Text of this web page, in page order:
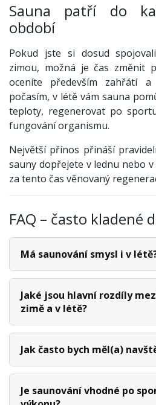
Sauna patří do
období
Pokud jste si dosud
zimou, možná je čas změnit
oceníte především zahřátí
počasím, v létě vám sauna
teploty, regenerovat po
fungování organismu.
Největší přínos přináší
sauny dopřejete v lednu nebo
za tento čas věnovaný
FAQ – často kladené
Má saunování smysl i v
Jaké jsou hlavní rozdíly
zimě a v létě?
Jak často bych měl(a)
Je saunování vhodné po